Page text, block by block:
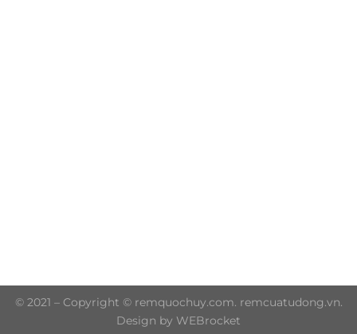
© 2021 – Copyright © remquochuy.com. remcuatudong.vn.
Design by WEBrocket